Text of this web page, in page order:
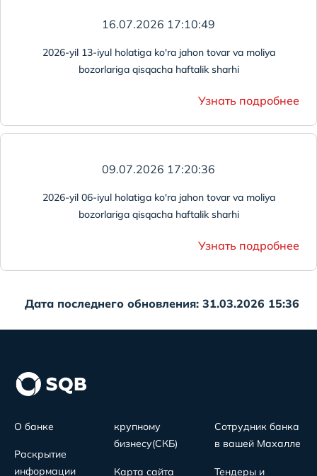
16.07.2026 17:10:49
2026-yil 13-iyul holatiga ko'ra jahon tovar va moliya
bozorlariga qisqacha haftalik sharhi
Узнать подробнее
09.07.2026 17:20:36
2026-yil 06-iyul holatiga ko'ra jahon tovar va moliya
bozorlariga qisqacha haftalik sharhi
Узнать подробнее
Дата последнего обновления: 31.03.2026 15:36
О банке
Раскрытие
информации
крупному
бизнесу(СКБ)
Карта сайта
Сотрудник банка
в вашей Махалле
Тендеры и